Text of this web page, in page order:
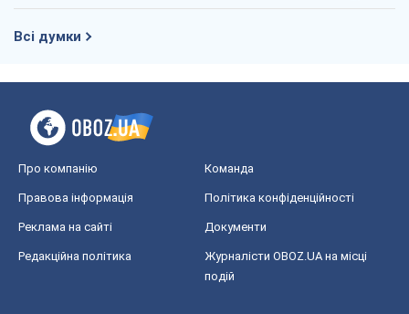
Всі думки
Про компанію Команда
Правова інформація Політика конфіденційності
Реклама на сайті Документи
Редакційна політика
Журналісти OBOZ.UA на місці
подій